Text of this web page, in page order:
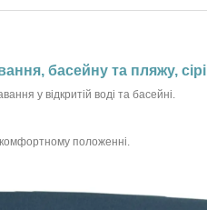
басейну та пляжу, сірі
у відкритій воді та басейні.
комфортному положенні.